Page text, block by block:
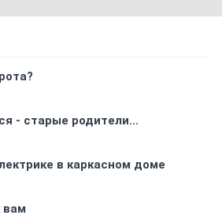
- старые родители...
в каркасном доме
вам